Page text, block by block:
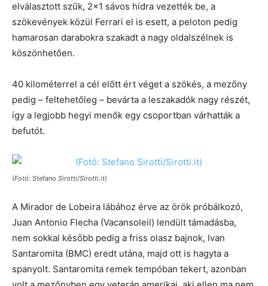
elválasztott szűk, 2×1 sávos hídra vezették be, a
szökevények közül Ferrari el is esett, a peloton pedig
hamarosan darabokra szakadt a nagy oldalszélnek is
köszönhetően.
40 kilométerrel a cél előtt ért véget a szökés, a mezőny
pedig – feltehetőleg – bevárta a leszakadók nagy részét,
így a legjobb hegyi menők egy csoportban várhatták a
befutót.
(Fotó: Stefano Sirotti/Sirotti.it)
A Mirador de Lobeira lábához érve az örök próbálkozó,
Juan Antonio Flecha (Vacansoleil) lendült támadásba,
nem sokkal később pedig a friss olasz bajnok, Ivan
Santaromita (BMC) eredt utána, majd ott is hagyta a
spanyolt. Santaromita remek tempóban tekert, azonban